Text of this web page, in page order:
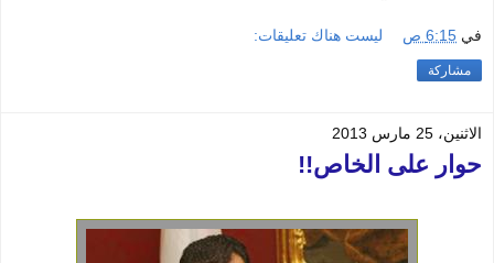
في 6:15 ص ليست هناك تعليقات:
مشاركة
الاثنين، 25 مارس 2013
حوار على الخاص!!